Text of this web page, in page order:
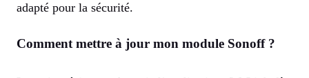
adapté pour la sécurité.
Comment mettre à jour mon module Sonoff ?